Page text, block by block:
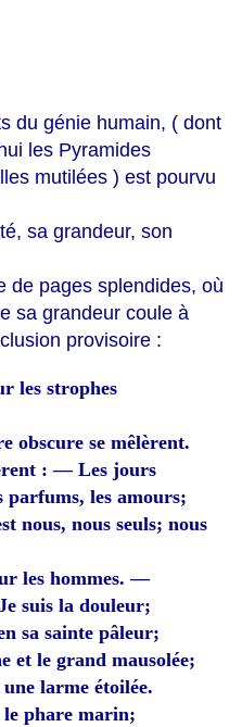
du génie humain, ( dont
les Pyramides
mutilées ) est pourvu
sa grandeur, son
de pages splendides, où
sa grandeur coule à
provisoire :
les strophes
obscure se mêlèrent.
: — Les jours
parfums, les amours;
nous, nous seuls; nous
les hommes. —
suis la douleur;
sa sainte pâleur;
et le grand mausolée;
larme étoilée.
le phare marin;